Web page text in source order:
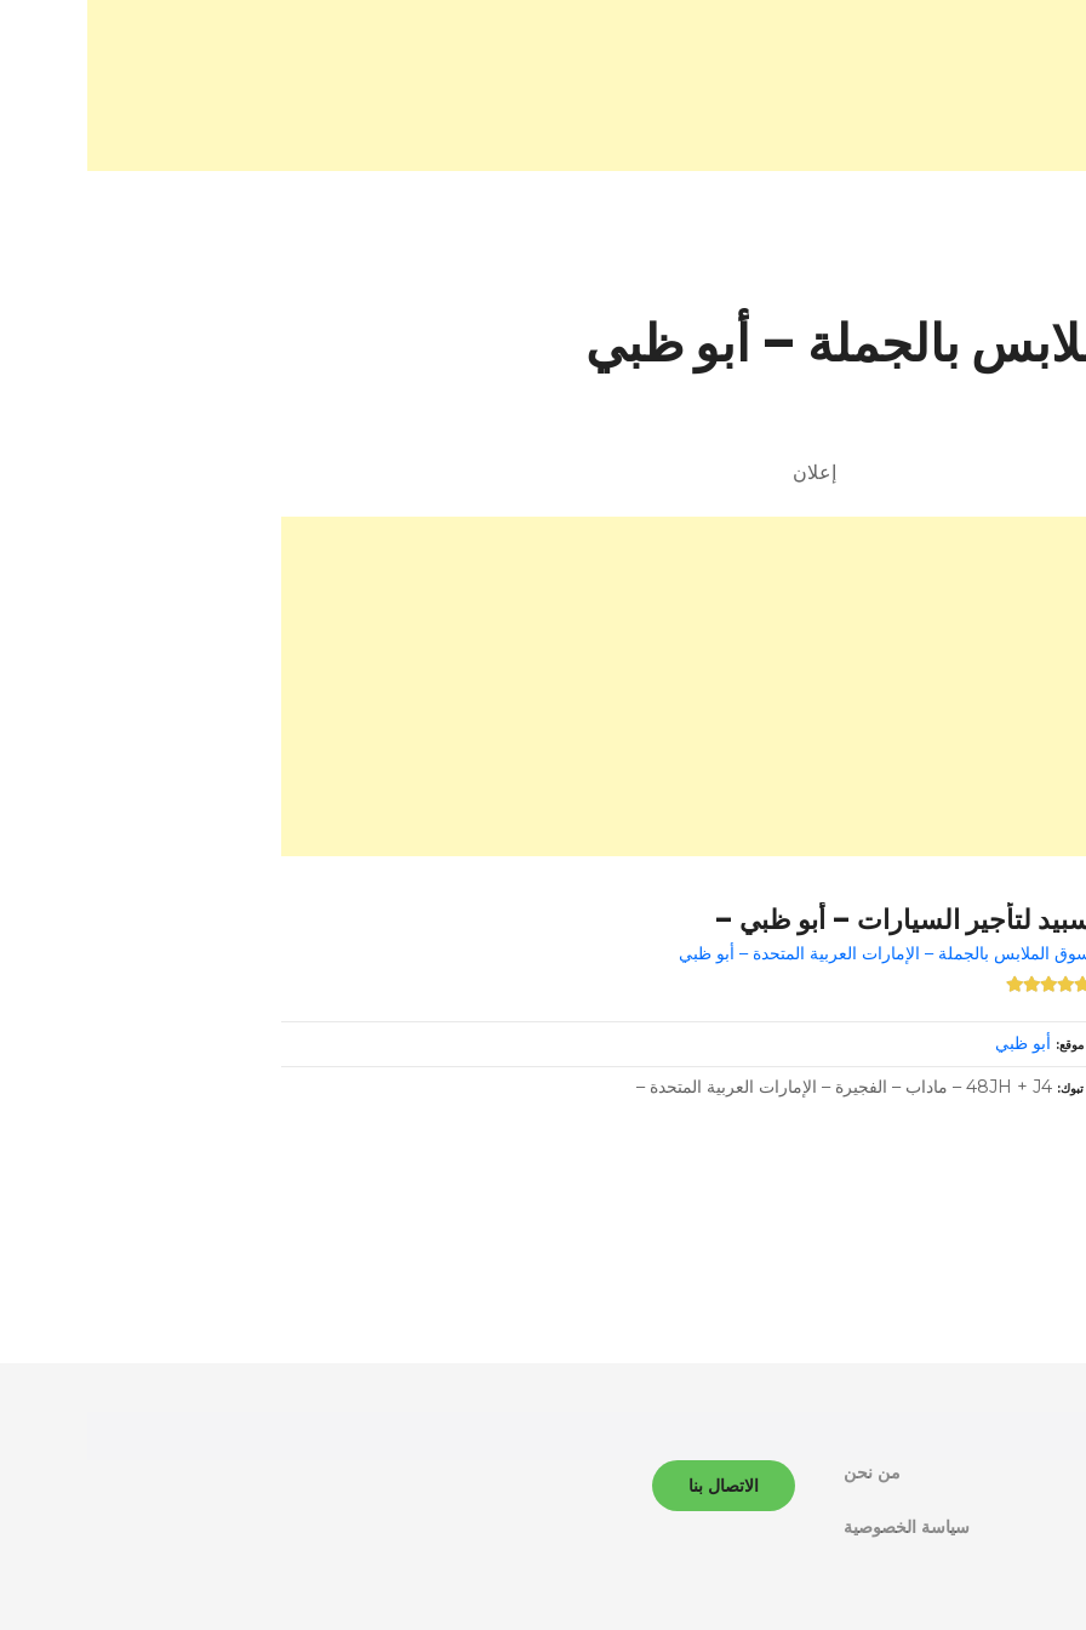
بالجملة – أبو ظبي
إعلان
لتأجير السيارات – أبو ظبي –
الملابس بالجملة – الإمارات العربية المتحدة – أبو ظبي
موقع أبو ظبي
تبوك 48JH + J4 – ماداب – الفجيرة – الإمارات العربية المتحدة –
من نحن
سياسة الخصوصية
الاتصال بنا